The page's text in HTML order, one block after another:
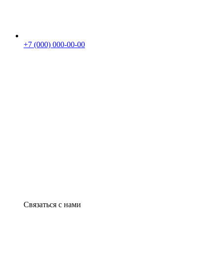
+7 (000) 000-00-00
Связаться с нами